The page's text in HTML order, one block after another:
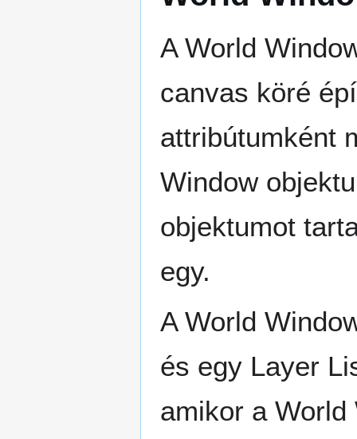
A World
canvas köré
attribútumként
Window
objektumot
egy.
A World
és egy Layer
amikor a World